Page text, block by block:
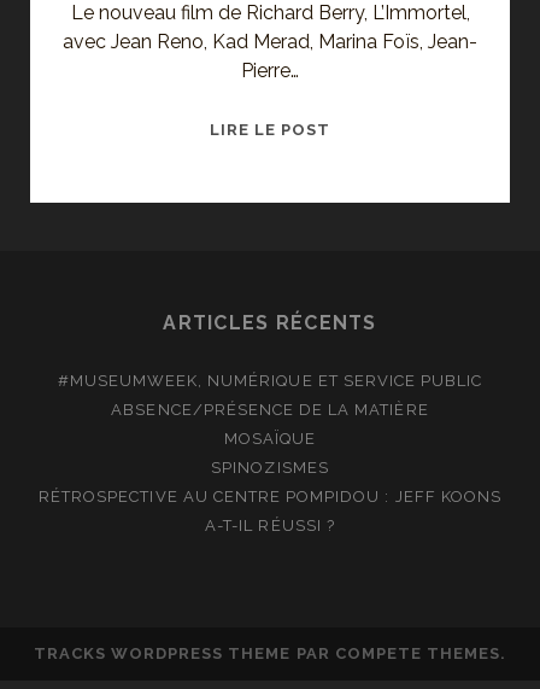
Le nouveau film de Richard Berry, L’Immortel,
avec Jean Reno, Kad Merad, Marina Foïs, Jean-
Pierre…
LIRE LE POST
ARTICLES RÉCENTS
#MUSEUMWEEK, NUMÉRIQUE ET SERVICE PUBLIC
ABSENCE/PRÉSENCE DE LA MATIÈRE
MOSAÏQUE
SPINOZISMES
RÉTROSPECTIVE AU CENTRE POMPIDOU : JEFF KOONS
A-T-IL RÉUSSI ?
TRACKS WORDPRESS THEME PAR COMPETE THEMES.